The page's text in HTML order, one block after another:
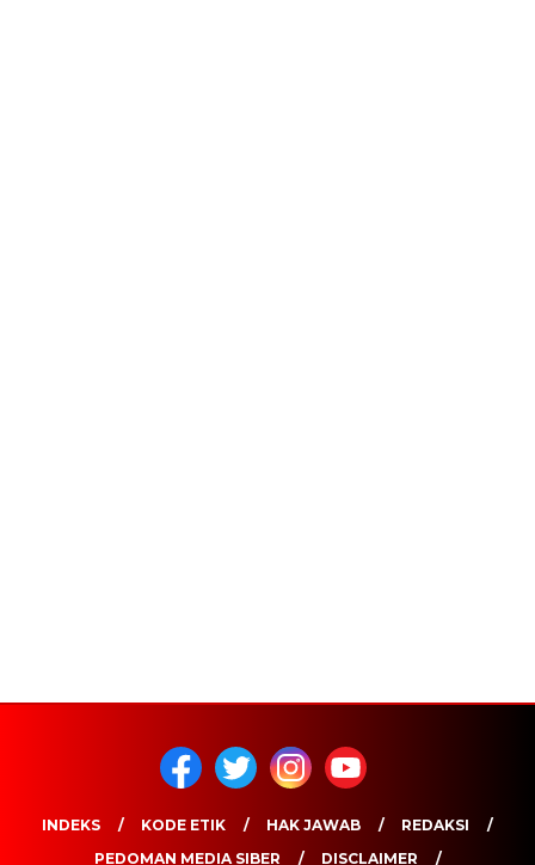
INDEKS KODE ETIK HAK JAWAB
REDAKSI
PEDOMAN MEDIA SIBER
DISCLAIMER